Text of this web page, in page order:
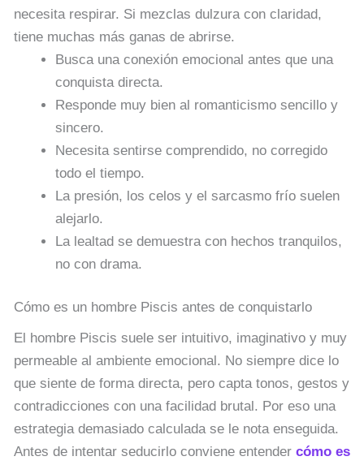
necesita respirar. Si mezclas dulzura con claridad,
tiene muchas más ganas de abrirse.
Busca una conexión emocional antes que una
conquista directa.
Responde muy bien al romanticismo sencillo y
sincero.
Necesita sentirse comprendido, no corregido
todo el tiempo.
La presión, los celos y el sarcasmo frío suelen
alejarlo.
La lealtad se demuestra con hechos tranquilos,
no con drama.
Cómo es un hombre Piscis antes de conquistarlo
El hombre Piscis suele ser intuitivo, imaginativo y muy
permeable al ambiente emocional. No siempre dice lo
que siente de forma directa, pero capta tonos, gestos y
contradicciones con una facilidad brutal. Por eso una
estrategia demasiado calculada se le nota enseguida.
Antes de intentar seducirlo conviene entender cómo es